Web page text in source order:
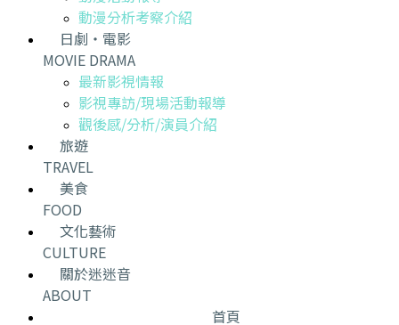
動漫分析考察介紹
日劇・電影
MOVIE DRAMA
最新影視情報
影視專訪/現場活動報導
觀後感/分析/演員介紹
旅遊
TRAVEL
美食
FOOD
文化藝術
CULTURE
關於迷迷音
ABOUT
首頁